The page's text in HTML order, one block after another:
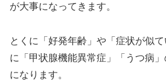
が大事になってきます。
とくに「好発年齢」や「症状が似
に「甲状腺機能異常症」「うつ病
になります。